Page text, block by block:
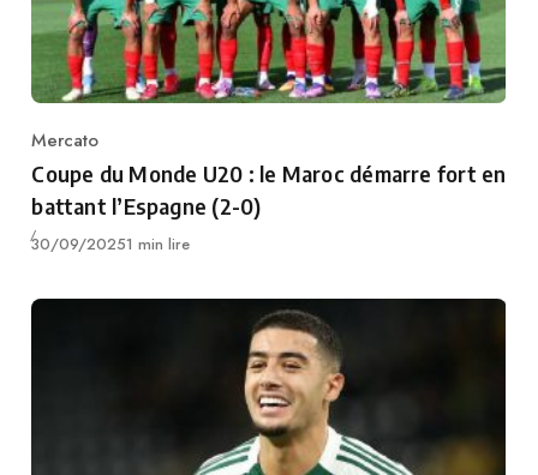
Category
Mercato
Coupe du Monde U20 : le Maroc démarre fort en
battant l’Espagne (2-0)
Publié
30/09/20251 min lire